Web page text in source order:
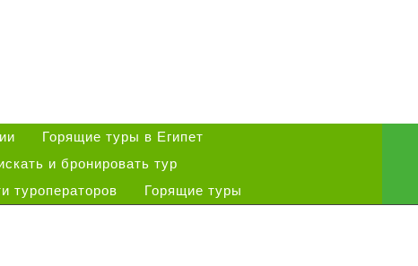
Горящие туры в Египет
и бронировать тур
туроператоров Горящие туры